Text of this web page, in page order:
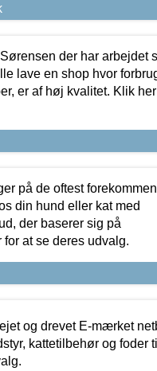
der har arbejdet
lave en shop hvor
er af høj kvalitet. Klik
på de oftest
din hund eller kat med
der baserer sig på
at se deres udvalg.
og drevet E-mærket
kattetilbehør og foder